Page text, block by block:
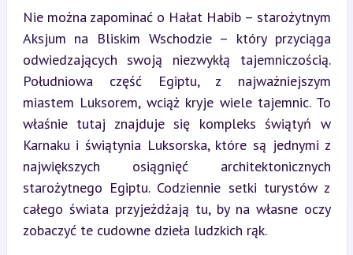
Nie można zapominać o Hałat Habib – starożytnym
Aksjum na Bliskim Wschodzie – który przyciąga
odwiedzających swoją niezwykłą tajemniczością.
Południowa część Egiptu, z najważniejszym
miastem Luksorem, wciąż kryje wiele tajemnic. To
właśnie tutaj znajduje się kompleks świątyń w
Karnaku i świątynia Luksorska, które są jednymi z
największych osiągnięć architektonicznych
starożytnego Egiptu. Codziennie setki turystów z
całego świata przyjeżdżają tu, by na własne oczy
zobaczyć te cudowne dzieła ludzkich rąk.